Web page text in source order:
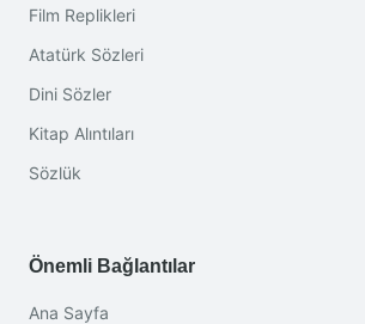
Film Replikleri
Atatürk Sözleri
Dini Sözler
Kitap Alıntıları
Sözlük
Önemli Bağlantılar
Ana Sayfa